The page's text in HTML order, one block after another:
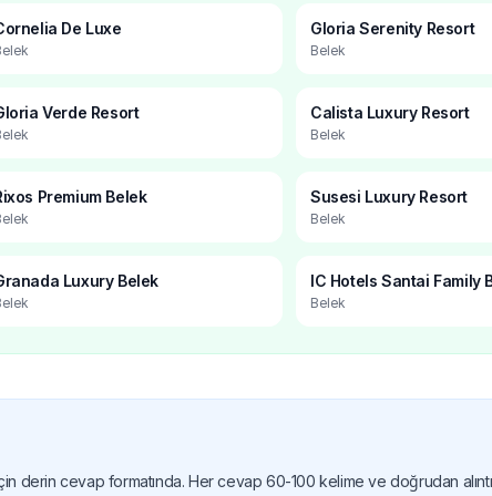
De Luxe Gloria Serenity Resort
Belek
Verde Resort Calista Luxury Resort
Belek
Premium Belek Susesi Luxury Resort
Belek
Luxury Belek IC Hotels Santai Family
Belek
derin cevap formatında. Her cevap 60-100 kelime ve doğrudan